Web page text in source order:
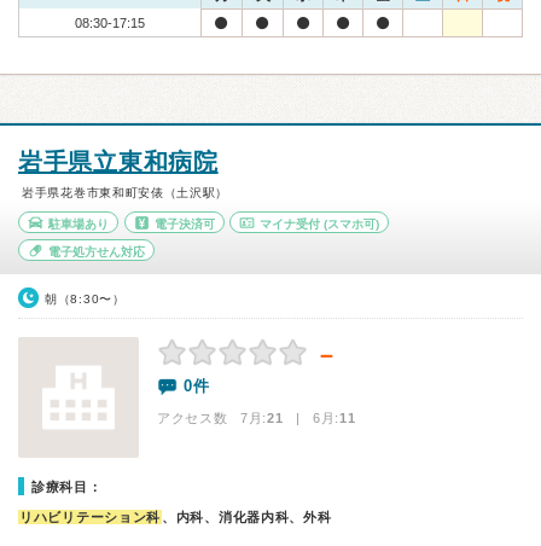
08:30-17:15
岩手県立東和病院
岩手県花巻市東和町安俵（土沢駅）
駐車場あり 電子決済可 マイナ受付 (スマホ可)
電子処方せん対応
朝（8:30〜）
－
0件
アクセス数 7月:21 | 6月:11
診療科目：
リハビリテーション科 、内科、消化器内科、外科